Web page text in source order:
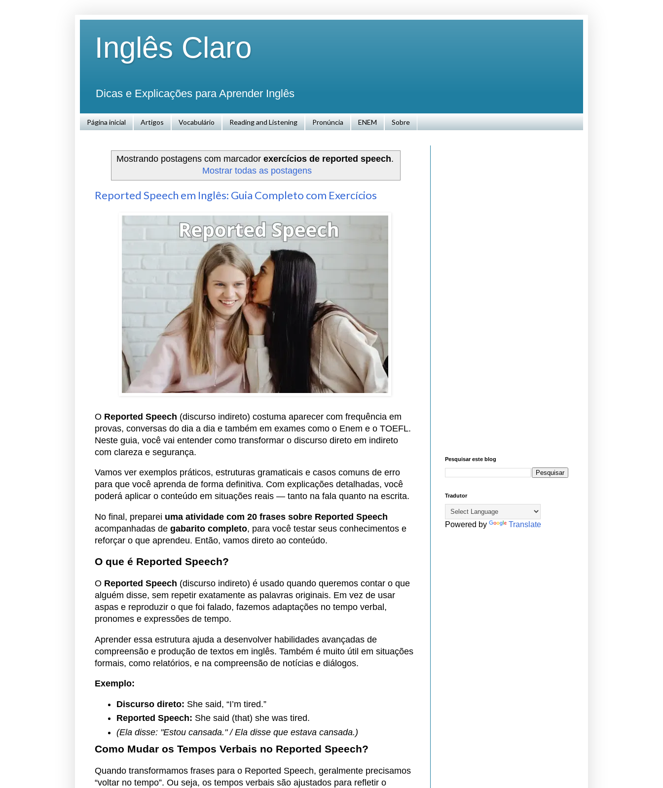
Inglês Claro
Dicas e Explicações para Aprender Inglês
Página inicial Artigos Vocabulário Reading and Listening Pronúncia ENEM Sobre
Mostrando postagens com marcador exercícios de reported speech.
Mostrar todas as postagens
Reported Speech em Inglês: Guia Completo com Exercícios
O Reported Speech (discurso indireto) costuma aparecer com frequência em
provas, conversas do dia a dia e também em exames como o Enem e o TOEFL.
Neste guia, você vai entender como transformar o discurso direto em indireto
com clareza e segurança.
Vamos ver exemplos práticos, estruturas gramaticais e casos comuns de erro
para que você aprenda de forma definitiva. Com explicações detalhadas, você
poderá aplicar o conteúdo em situações reais — tanto na fala quanto na escrita.
No final, preparei uma atividade com 20 frases sobre Reported Speech
acompanhadas de gabarito completo, para você testar seus conhecimentos e
reforçar o que aprendeu. Então, vamos direto ao conteúdo.
O que é Reported Speech?
O Reported Speech (discurso indireto) é usado quando queremos contar o que
alguém disse, sem repetir exatamente as palavras originais. Em vez de usar
aspas e reproduzir o que foi falado, fazemos adaptações no tempo verbal,
pronomes e expressões de tempo.
Aprender essa estrutura ajuda a desenvolver habilidades avançadas de
compreensão e produção de textos em inglês. Também é muito útil em situações
formais, como relatórios, e na compreensão de notícias e diálogos.
Exemplo:
Discurso direto: She said, “I’m tired.”
Reported Speech: She said (that) she was tired.
(Ela disse: "Estou cansada." / Ela disse que estava cansada.)
Como Mudar os Tempos Verbais no Reported Speech?
Quando transformamos frases para o Reported Speech, geralmente precisamos
“voltar no tempo”. Ou seja, os tempos verbais são ajustados para refletir o
Pesquisar este blog
Tradutor
Powered by Translate